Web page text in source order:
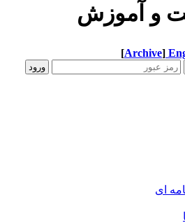
و آموزش
[Archive]
ای